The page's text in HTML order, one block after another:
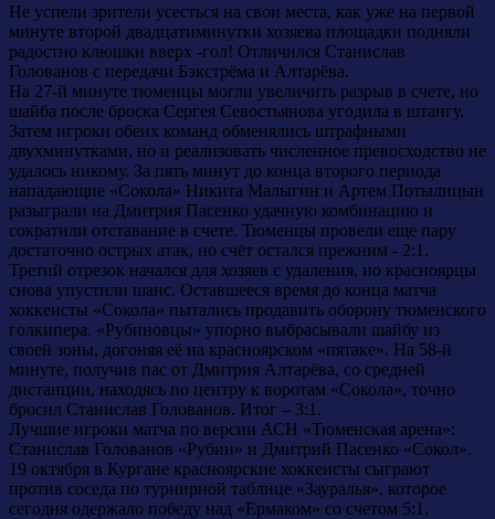
Не успели зрители усесться на свои места, как уже на первой
минуте второй двадцатиминутки хозяева площадки подняли
радостно клюшки вверх -гол! Отличился Станислав
Голованов с передачи Бэкстрёма и Алтарёва.
На 27-й минуте тюменцы могли увеличить разрыв в счете, но
шайба после броска Сергея Севостьянова угодила в штангу.
Затем игроки обеих команд обменялись штрафными
двухминутками, но и реализовать численное превосходство не
удалось никому. За пять минут до конца второго периода
нападающие «Сокола» Никита Малыгин и Артем Потылицын
разыграли на Дмитрия Пасенко удачную комбинацию и
сократили отставание в счете. Тюменцы провели еще пару
достаточно острых атак, но счёт остался прежним - 2:1.
Третий отрезок начался для хозяев с удаления, но красноярцы
снова упустили шанс. Оставшееся время до конца матча
хоккеисты «Сокола» пытались продавить оборону тюменского
голкипера. «Рубиновцы» упорно выбрасывали шайбу из
своей зоны, догоняя её на красноярском «пятаке». На 58-й
минуте, получив пас от Дмитрия Алтарёва, со средней
дистанции, находясь по центру к воротам «Сокола», точно
бросил Станислав Голованов. Итог – 3:1.
Лучшие игроки матча по версии АСН «Тюменская арена»:
Станислав Голованов «Рубин» и Дмитрий Пасенко «Сокол».
19 октября в Кургане красноярские хоккеисты сыграют
против соседа по турнирной таблице «Зауралья», которое
сегодня одержало победу над «Ермаком» со счетом 5:1.